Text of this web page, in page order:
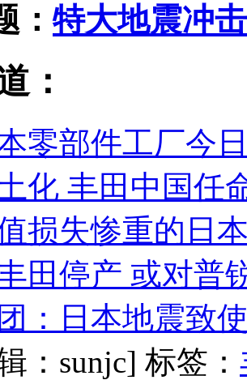
： 特大地震冲
：
零部件工厂今
化 丰田中国任
损失惨重的日
田停产 或对普
：日本地震致
：sunjc] 标签：